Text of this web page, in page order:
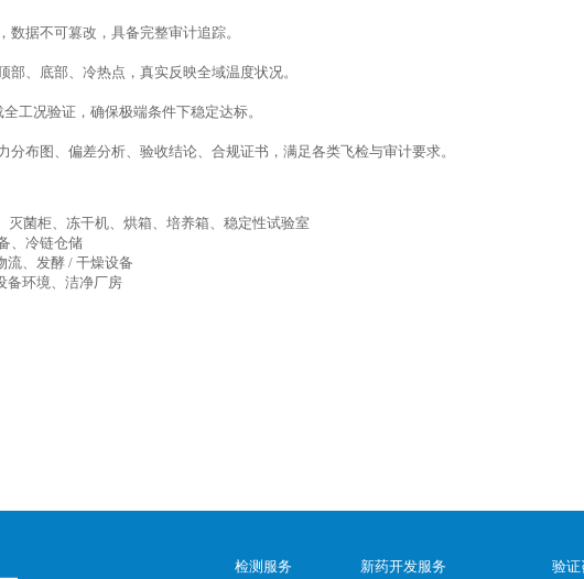
据不可篡改，具备完整审计追踪。
、底部、冷热点，真实反映全域温度状况。
工况验证，确保极端条件下稳定达标。
布图、偏差分析、验收结论、合规证书，满足各类飞检与审计要求。
灭菌柜、冻干机、烘箱、培养箱、稳定性试验室
、冷链仓储
流、发酵 / 干燥设备
备环境、洁净厂房
检测服务 新药开发服务 验证